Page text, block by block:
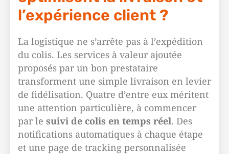
l’expérience client ?
La logistique ne s’arrête pas à l’expédition
du colis. Les services à valeur ajoutée
proposés par un bon prestataire
transforment une simple livraison en levier
de fidélisation. Quatre d’entre eux méritent
une attention particulière, à commencer
par le suivi de colis en temps réel. Des
notifications automatiques à chaque étape
et une page de tracking personnalisée